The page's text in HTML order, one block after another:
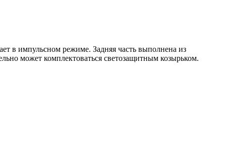
в импульсном режиме. Задняя часть выполнена из
может комплектоваться светозащитным козырьком.